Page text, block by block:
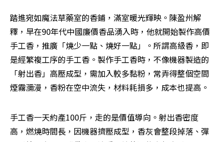
踏進宛如魔法草藥室的香鋪，滿室暖光輝映。陳盈州解
釋，早在90年代中國廉價香品湧入時，他就開始製作高價
手工香，推廣「燒少一點、燒好一點」。所謂高級香，即
是經繁複工序的手工香。製作手工香時，不像機器製造的
「射出香」高壓成型，需加入較多黏粉，常弄得整個空間
煙霧瀰漫，香粉在空中流失，材料耗損多，成本也提高。
手工香一天約產100斤，走的是價值導向。射出香密度
高，燃燒時間長，因機器擠壓成型，香灰會整段掉落、彈